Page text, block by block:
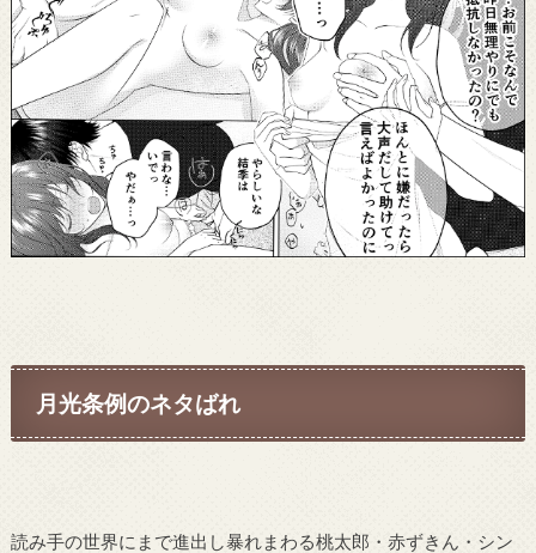
月光条例のネタばれ
読み手の世界にまで進出し暴れまわる桃太郎・赤ずきん・シン